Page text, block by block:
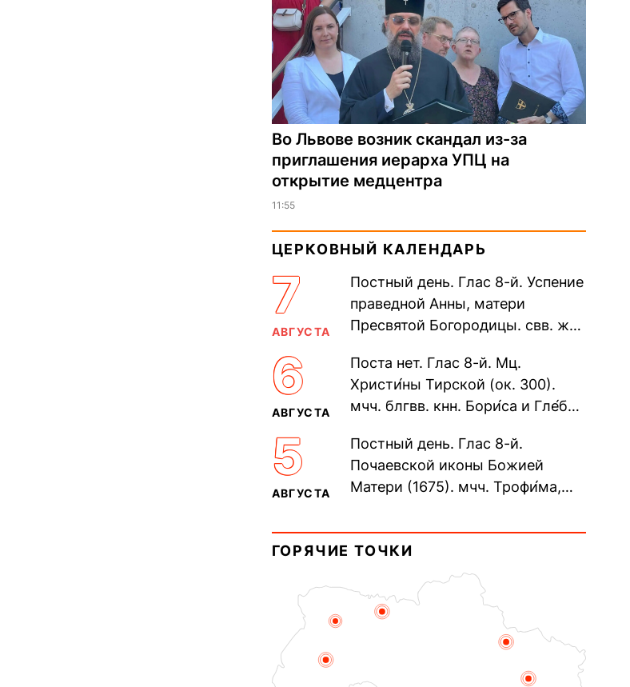
Во Львове возник скандал из-за
приглашения иерарха УПЦ на
открытие медцентра
11:55
ЦЕРКОВНЫЙ КАЛЕНДАРЬ
7
АВГУСТА
Постный день. Глас 8-й. Успение
праведной Анны, матери
Пресвятой Богородицы. свв. жен
прп. Евпракси́и девы,...
6
АВГУСТА
Поста нет. Глас 8-й. Мц.
Христи́ны Тирской (ок. 300).
мчч. блгвв. кнн. Бори́са и Гле́ба,
Дави́да (1015). Прп....
5
АВГУСТА
Постный день. Глас 8-й.
Почаевской иконы Божией
Матери (1675). мчч. Трофи́ма,
мучеников (284–305). прав.
воина Фео́дора...
ГОРЯЧИЕ ТОЧКИ